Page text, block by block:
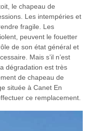
le chapeau de
Les intempéries et
fragile. Les
peuvent le fouetter
de son état général et
Mais s’il n’est
dégradation est très
de chapeau de
située à Canet En
ce remplacement.